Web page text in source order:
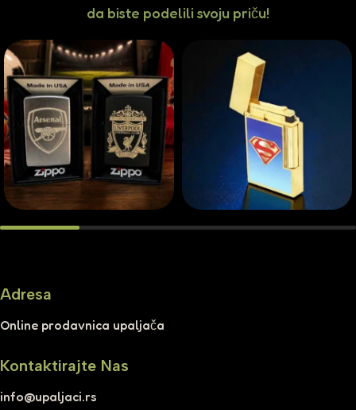
da biste podelili svoju priču!
Adresa
Online prodavnica upaljača
Kontaktirajte Nas
info@upaljaci.rs